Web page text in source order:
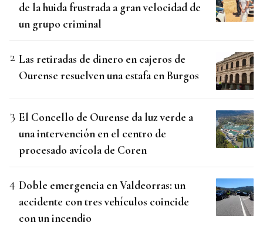
de la huida frustrada a gran velocidad de
un grupo criminal
Las retiradas de dinero en cajeros de
Ourense resuelven una estafa en Burgos
El Concello de Ourense da luz verde a
una intervención en el centro de
procesado avícola de Coren
Doble emergencia en Valdeorras: un
accidente con tres vehículos coincide
con un incendio